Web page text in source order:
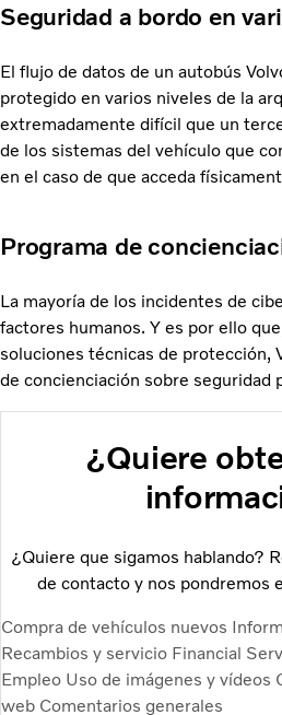
Seguridad a bordo en
El flujo de datos de un autobús
protegido en varios niveles de la
extremadamente difícil que un
de los sistemas del vehículo que
en el caso de que acceda
Programa de
La mayoría de los incidentes de
factores humanos. Y es por ello
soluciones técnicas de protección,
de concienciación sobre seguridad
¿Quiere
¿Quiere que sigamos hablando?
de contacto y nos pondremos
Compra de vehículos nuevos
Recambios y servicio Financial
Empleo Uso de imágenes y vídeos
web Comentarios generales